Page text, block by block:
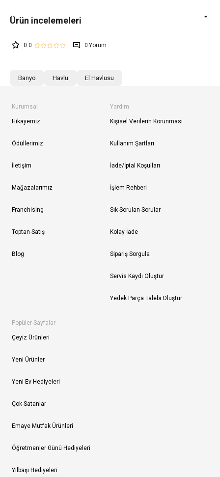
0.0 0
Banyo Havlu El Havlusu
Kurumsal
Hikayemiz
Ödüllerimiz
İletişim
Mağazalarımız
Franchising
Toptan Satış
Blog
Yardım
Kişisel Verilerin Korunması
Kullanım Şartları
İade/İptal Koşulları
İşlem Rehberi
Sık Sorulan Sorular
Kolay İade
Sipariş Sorgula
Servis Kaydı Oluştur
Yedek Parça Talebi Oluştur
Popüler Sayfalar
Çeyiz Ürünleri
Yeni Ürünler
Yeni Ev Hediyeleri
Çok Satanlar
Emaye Mutfak Ürünleri
Öğretmenler Günü Hediyeleri
Yılbaşı Hediyeleri